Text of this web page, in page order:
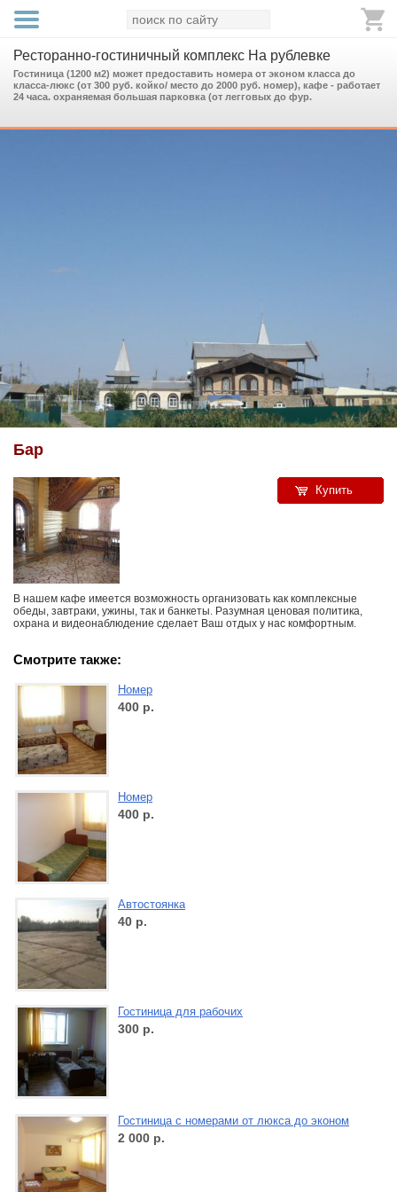
Ресторанно-гостиничный комплекс На рублевке
Гостиница (1200 м2) может предоставить номера от эконом класса до
класса-люкс (от 300 руб. койко/ место до 2000 руб. номер), кафе - работает
24 часа. охраняемая большая парковка (от легговых до фур.
Бар
Купить
В нашем кафе имеется возможность организовать как комплексные
обеды, завтраки, ужины, так и банкеты. Разумная ценовая политика,
охрана и видеонаблюдение сделает Ваш отдых у нас комфортным.
Смотрите также:
Номер
400 р.
Номер
400 р.
Автостоянка
40 р.
Гостиница для рабочих
300 р.
Гостиница с номерами от люкса до эконом
2 000 р.